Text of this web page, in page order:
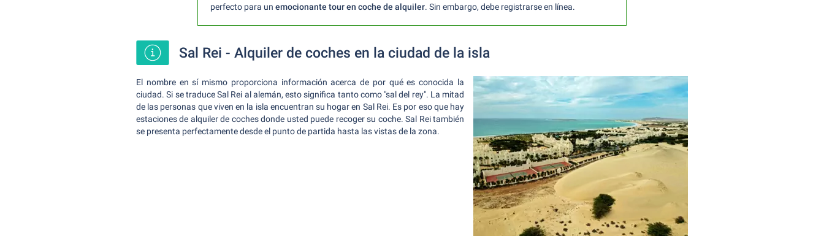
perfecto para un emocionante tour en coche de alquiler. Sin embargo, debe registrarse en línea.
Sal Rei - Alquiler de coches en la ciudad de la isla
El nombre en sí mismo proporciona información acerca de por qué es conocida la
ciudad. Si se traduce Sal Rei al alemán, esto significa tanto como "sal del rey". La mitad
de las personas que viven en la isla encuentran su hogar en Sal Rei. Es por eso que hay
estaciones de alquiler de coches donde usted puede recoger su coche. Sal Rei también
se presenta perfectamente desde el punto de partida hasta las vistas de la zona.